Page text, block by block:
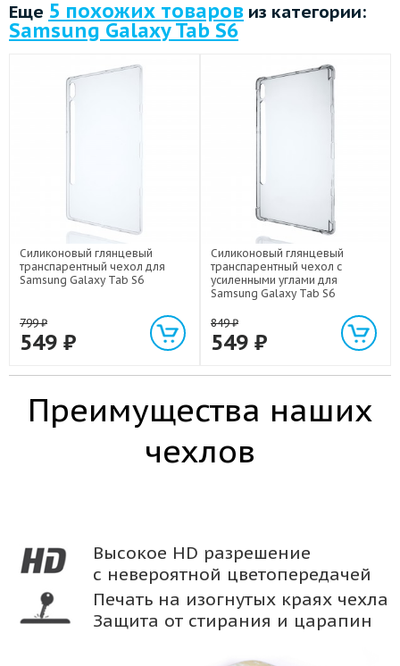
Еще 5 похожих товаров из категории:
Samsung Galaxy Tab S6
Силиконовый глянцевый
транспарентный чехол для
Samsung Galaxy Tab S6
799₽
549 ₽
Силиконовый глянцевый
транспарентный чехол с
усиленными углами для
Samsung Galaxy Tab S6
849₽
549 ₽
Преимущества наших
чехлов
Высокое HD разрешение
с невероятной цветопередачей
Печать на изогнутых краях чехла
Защита от стирания и царапин